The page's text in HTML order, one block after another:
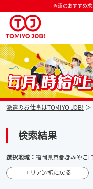
派遣のおすすめ
派遣なら毎月時給が上がるトミヨジ
派遣のお仕事はTOMIYO JOB!
検索結果
選択地域：福岡県京都郡みやこ
エリア選択に戻る